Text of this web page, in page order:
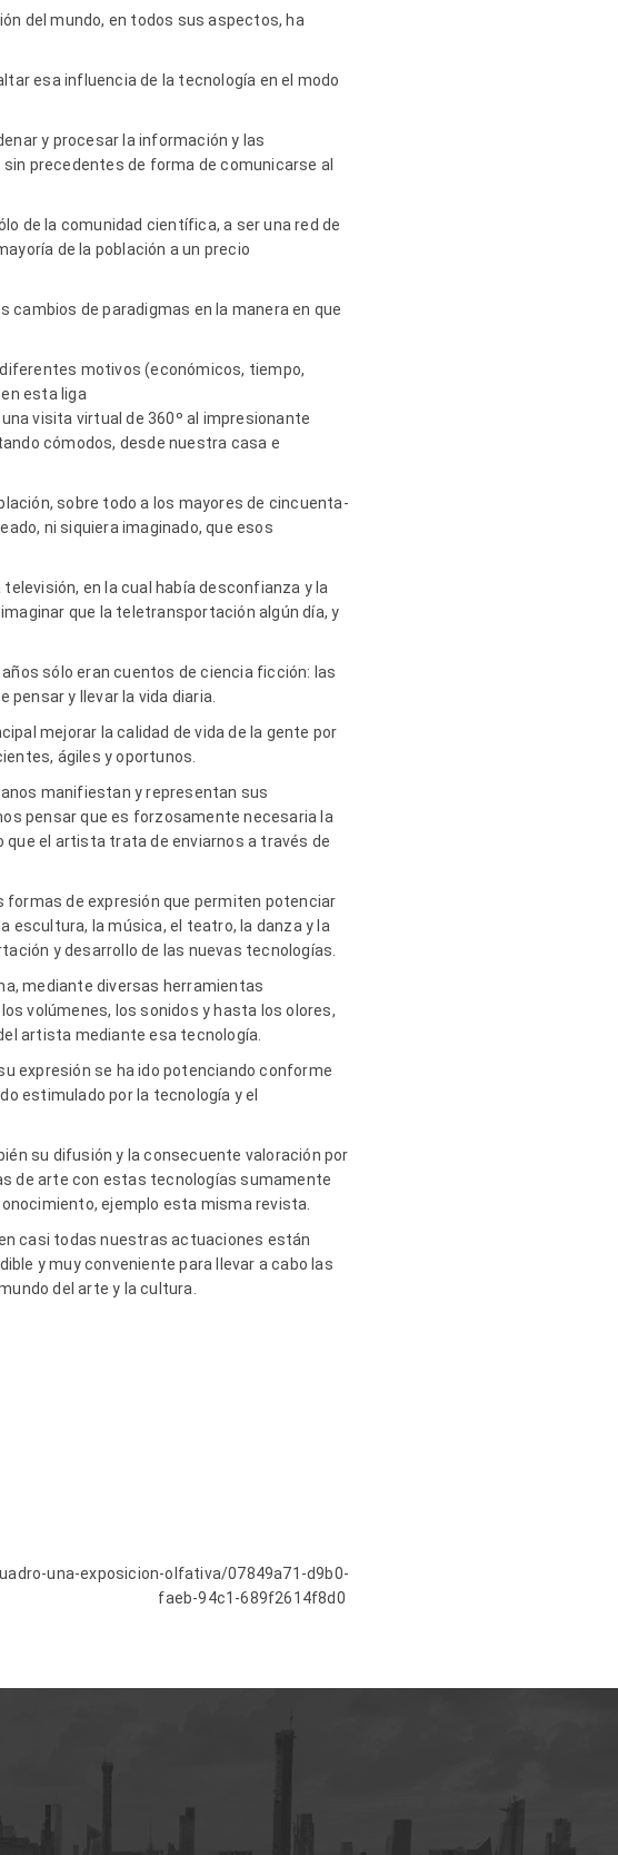
del mundo, en todos sus aspectos, ha
esa influencia de la tecnología en el modo
y procesar la información y las
precedentes de forma de comunicarse al
de la comunidad científica, a ser una red de
de la población a un precio
cambios de paradigmas en la manera en que
motivos (económicos, tiempo,
esta liga
visita virtual de 360º al impresionante
cómodos, desde nuestra casa e
sobre todo a los mayores de cincuenta-
ni siquiera imaginado, que esos
en la cual había desconfianza y la
que la teletransportación algún día, y
sólo eran cuentos de ciencia ficción: las
y llevar la vida diaria.
mejorar la calidad de vida de la gente por
ágiles y oportunos.
manifiestan y representan sus
pensar que es forzosamente necesaria la
que el artista trata de enviarnos a través de
formas de expresión que permiten potenciar
escultura, la música, el teatro, la danza y la
y desarrollo de las nuevas tecnologías.
mediante diversas herramientas
volúmenes, los sonidos y hasta los olores,
artista mediante esa tecnología.
expresión se ha ido potenciando conforme
estimulado por la tecnología y el
su difusión y la consecuente valoración por
de arte con estas tecnologías sumamente
ejemplo esta misma revista.
casi todas nuestras actuaciones están
y muy conveniente para llevar a cabo las
del arte y la cultura.
una-exposicion-olfativa/07849a71-d9b0-
faeb-94c1-689f2614f8d0